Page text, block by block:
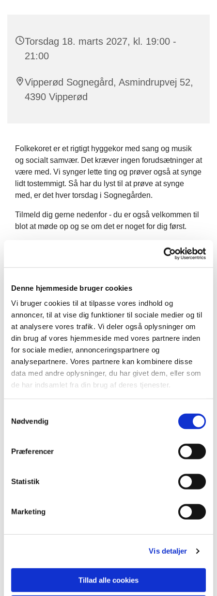
Denne hjemmeside bruger cookies
Vi bruger cookies til at tilpasse vores indhold og
annoncer, til at vise dig funktioner til sociale medier og til
at analysere vores trafik. Vi deler også oplysninger om
din brug af vores hjemmeside med vores partnere inden
for sociale medier, annonceringspartnere og
analysepartnere. Vores partnere kan kombinere disse
data med andre oplysninger, du har givet dem, eller som
de har indsamlet fra din brug af deres tjenester.
Nødvendig
Præferencer
Statistik
Marketing
Vis detaljer
Tillad alle cookies
Torsdag 18. marts 2027, kl. 19:00 -
21:00
Vipperød Sognegård, Asmindrupvej 52,
4390 Vipperød
Folkekoret er et rigtigt hyggekor med sang og musik
og socialt samvær. Det kræver ingen forudsætninger at
være med. Vi synger lette ting og prøver også at synge
lidt tostemmigt. Så har du lyst til at prøve at synge
med, er det hver torsdag i Sognegården.
Tilmeld dig gerne nedenfor - du er også velkommen til
blot at møde op og se om det er noget for dig først.